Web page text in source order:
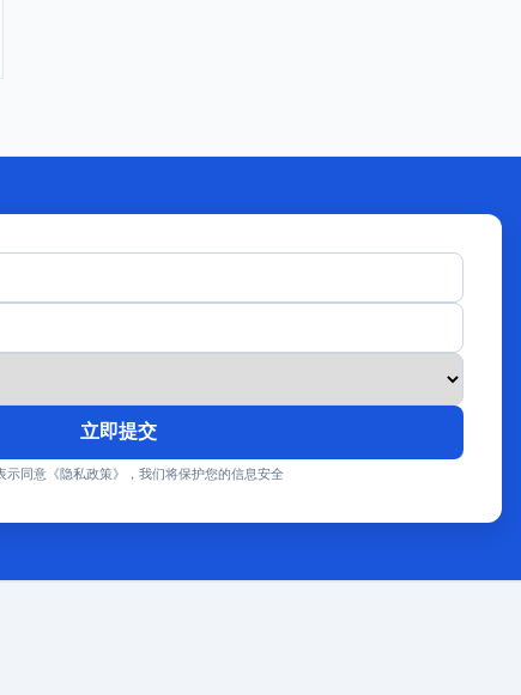
立即提交
示同意《隐私政策》，我们将保护您的信息安全